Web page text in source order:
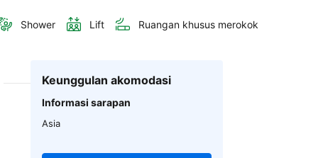
Shower Lift Ruangan khusus merokok
Keunggulan akomodasi
Informasi sarapan
Asia